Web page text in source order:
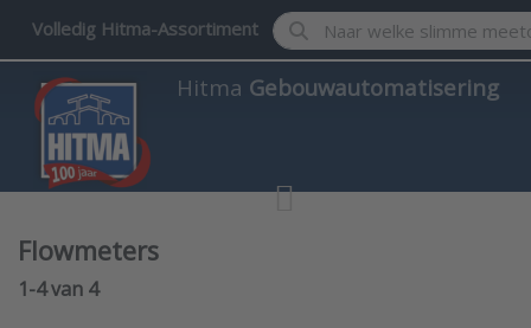
Volledig Hitma-Assortiment Enter a search term.
Hitma Gebouwautomatisering
Flowmeters
Search results:
1-4van 4